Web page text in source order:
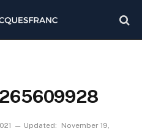
Updated:
November 19,